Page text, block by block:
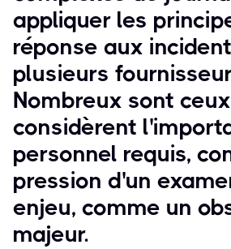
appliquer les
réponse aux
plusieurs
Nombreux sont
considèrent
personnel requis,
pression d'un
enjeu, comme un
majeur.